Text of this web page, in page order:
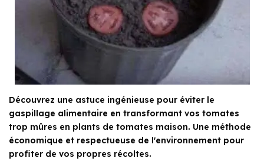
Découvrez une astuce ingénieuse pour éviter le
gaspillage alimentaire en transformant vos tomates
trop mûres en plants de tomates maison. Une méthode
économique et respectueuse de l'environnement pour
profiter de vos propres récoltes.